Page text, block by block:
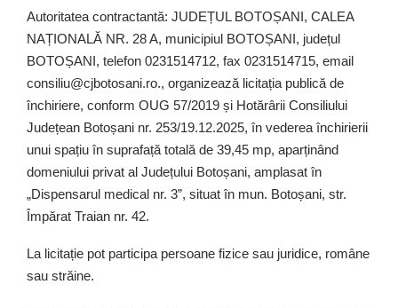
Autoritatea contractantă: JUDEȚUL BOTOȘANI, CALEA
NAȚIONALĂ NR. 28 A, municipiul BOTOȘANI, județul
BOTOȘANI, telefon 0231514712, fax 0231514715, email
consiliu@cjbotosani.ro., organizează licitația publică de
închiriere, conform OUG 57/2019 și Hotărârii Consiliului
Județean Botoșani nr. 253/19.12.2025, în vederea închirierii
unui spațiu în suprafață totală de 39,45 mp, aparținând
domeniului privat al Județului Botoșani, amplasat în
„Dispensarul medical nr. 3”, situat în mun. Botoșani, str.
Împărat Traian nr. 42.
La licitație pot participa persoane fizice sau juridice, române
sau străine.